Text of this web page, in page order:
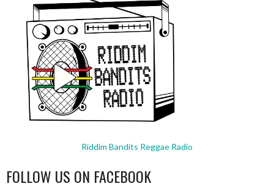
Riddim Bandits Reggae Radio
FOLLOW US ON FACEBOOK